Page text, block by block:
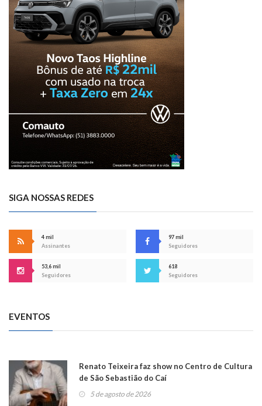
SIGA NOSSAS REDES
4 mil
Assinantes
97 mil
Seguidores
53,6 mil
Seguidores
618
Seguidores
EVENTOS
Renato Teixeira faz show no Centro de Cultura
de São Sebastião do Caí
5 de agosto de 2026